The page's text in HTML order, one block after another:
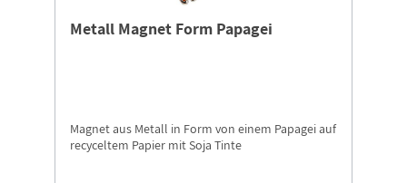
Metall Magnet Form Papagei
Magnet aus Metall in Form von einem Papagei auf
recyceltem Papier mit Soja Tinte